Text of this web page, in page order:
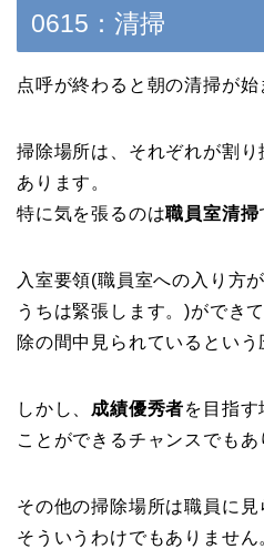
0615：清掃
点呼が終わると朝の清掃が始
掃除場所は、それぞれが割
あります。
特に気を張るのは職員室清掃
入室要領(職員室への入り方
うちは緊張します。)ができ
除の間中見られているという
しかし、 成績優秀者を目指す
ことができるチャンスでもあ
その他の掃除場所は職員に見
そういうわけでもありません